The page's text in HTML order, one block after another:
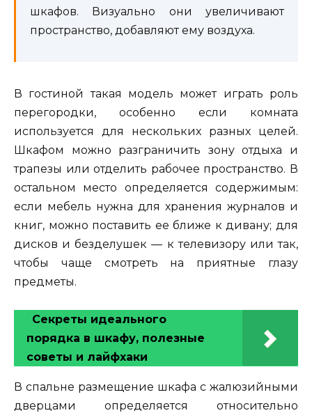
шкафов. Визуально они увеличивают
пространство, добавляют ему воздуха.
В гостиной такая модель может играть роль
перегородки, особенно если комната
используется для нескольких разных целей.
Шкафом можно разграничить зону отдыха и
трапезы или отделить рабочее пространство. В
остальном место определяется содержимым:
если мебель нужна для хранения журналов и
книг, можно поставить ее ближе к дивану; для
дисков и безделушек — к телевизору или так,
чтобы чаще смотреть на приятные глазу
предметы.
Секреты идеального
порядка в шкафу, полезные
советы и лайфхаки
В спальне размещение шкафа с жалюзийными
дверцами определяется относительно